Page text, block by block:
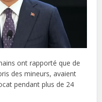
ont rapporté que de
des mineurs, avaient
pendant plus de 24